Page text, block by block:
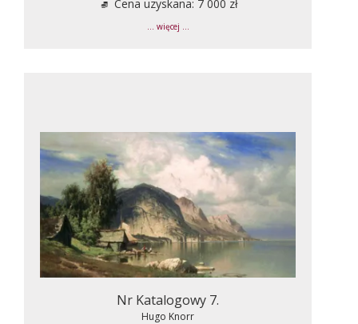
Cena uzyskana: 7 000 zł
... więcej ...
Nr Katalogowy 7.
Hugo Knorr